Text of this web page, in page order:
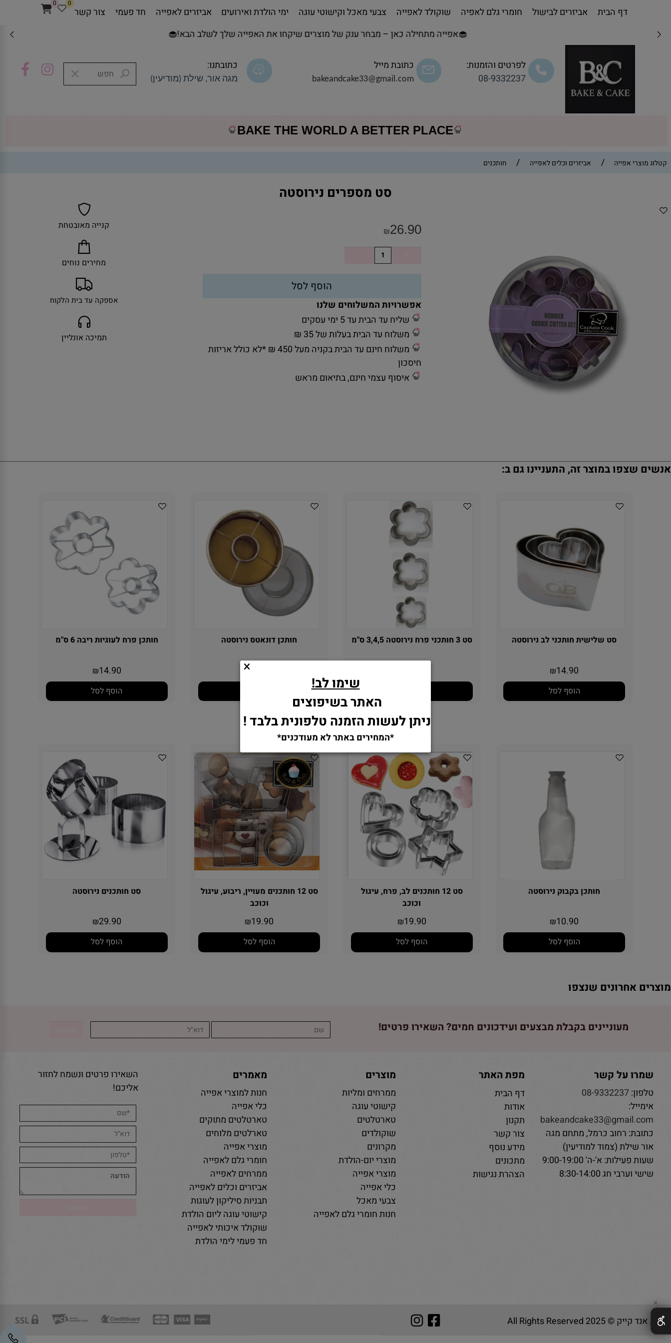
🧁אפייה מתחילה כאן – מבחר ענק של מוצרים שיקחו את האפייה שלך לשלב הבא!🧁
לפרטים והזמנות:
08-9332237
כתובת מייל
bakeandcake33@gmail.com
כתובתנו:
מגה אור, שילת (מודיעין)
0 0
דף הבית אביזרים לבישול חומרי גלם לאפיה שוקולד לאפייה צבעי מאכל וקישוטי עוגה ימי הולדת ואירועים אביזרים לאפייה חד פעמי צור קשר
BAKE THE WORLD A BETTER PLACE
קטלוג מוצרי אפייה / אביזרים וכלים לאפייה / חותכנים
סט מספרים נירוסטה
₪26.90
הוסף לסל
אפשרויות המשלוחים שלנו
שליח עד הבית עד 5 ימי עסקים
משלוח עד הבית בעלות של 35 ₪
משלוח חינם עד הבית בקניה מעל 450 ₪ *לא כולל אריזות
חיסכון
איסוף עצמי חינם, בתיאום מראש
קנייה מאובטחת
מחירים נוחים
אספקה עד בית הלקוח
תמיכה אונליין
שצפו במוצר זה, התעניינו גם ב:
סט שלישית חותכני לב נירוסטה
₪14.90
הוסף לסל
סט 3 חותכני פרח נירוסטה 3,4,5 ס"מ חותכן דונאטס נירוסטה חותכן פרח לעוגיות ריבה 6 ס"מ
₪ 14.90
הוסף לסל
חותכן בקבוק נירוסטה
₪10.90
הוסף לסל
סט 12 חותכנים לב, פרח, עיגול
וכוכב
₪ 19.90
הוסף לסל
סט 12 חותכנים מעויין, ריבוע, עיגול
וכוכב
₪ 19.90
הוסף לסל
סט חותכנים נירוסטה
₪29.90
הוסף לסל
אחרונים שנצפו
מעוניינים בקבלת מבצעים ועידכונים חמים? השאירו פרטים!
שמרו על קשר
טלפון:08-9332237
אימייל:
bakeandcake33@gmail.com
כתובת: רחוב כרמל, מתחם מגה
אור שילת (צמוד למודיעין)
שעות פעילות: א'-ה' 9:00-19:00
שישי וערבי חג 8:30-14:00
מפת האתר
דף הבית
אודות
תקנון
צור קשר
מידע נוסף
מתכונים
הצהרת נגישות
מוצרים
ממרחים ומליות
קישוטי עוגה
טארטלטים
שוקולדים
מקרונים
מוצרי יום-הולדת
מוצרי אפייה
כלי אפייה
צבעי מאכל
חנות חומרי גלם לאפייה
מאמרים
חנות למוצרי אפייה
כלי אפייה
טארטלטים מתוקים
טארלטים מלוחים
מוצרי אפייה
חומרי גלם לאפייה
ממרחים לאפייה
אביזרים וכלים לאפייה
תבניות סיליקון לעוגות
קישוטי עוגה ליום הולדת
שוקולד איכותי לאפייה
חד פעמי לימי הולדת
השאירו פרטים ונשמח לחזור
אליכם!
בייק אנד קייק © 2025 All Rights Reserved
שימו לב!
האתר בשיפוצים
ניתן לעשות הזמנה טלפונית בלבד !
*המחירים באתר לא מעודכנים*
✕